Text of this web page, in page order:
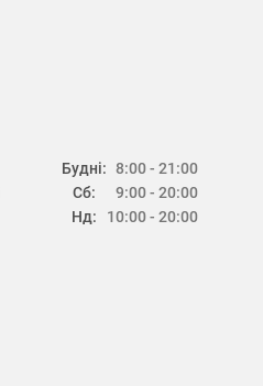
Будні:
Сб:
Нд:
8:00 - 21:00
9:00 - 20:00
10:00 - 20:00